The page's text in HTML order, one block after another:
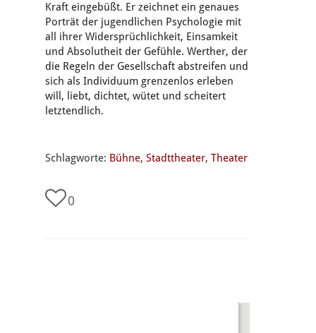
Kraft eingebüßt. Er zeichnet ein genaues
Porträt der jugendlichen Psychologie mit
all ihrer Widersprüchlichkeit, Einsamkeit
und Absolutheit der Gefühle. Werther, der
die Regeln der Gesellschaft abstreifen und
sich als Individuum grenzenlos erleben
will, liebt, dichtet, wütet und scheitert
letztendlich.
Schlagworte: Bühne, Stadttheater, Theater
0